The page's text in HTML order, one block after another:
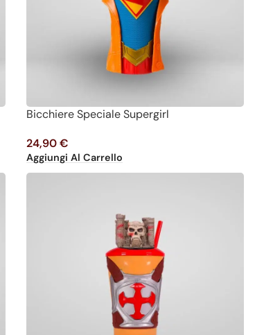
Bicchiere Speciale Supergirl
24,90€
Aggiungi Al Carrello